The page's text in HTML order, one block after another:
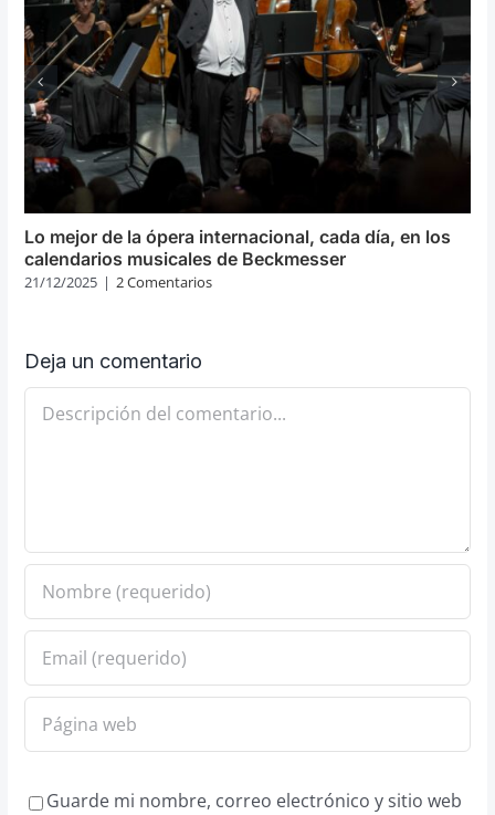
Lo mejor de la ópera internacional, cada día, en los
calendarios musicales de Beckmesser
21/12/2025 | 2 Comentarios
Deja un comentario
Comentario
Guarde mi nombre, correo electrónico y sitio web